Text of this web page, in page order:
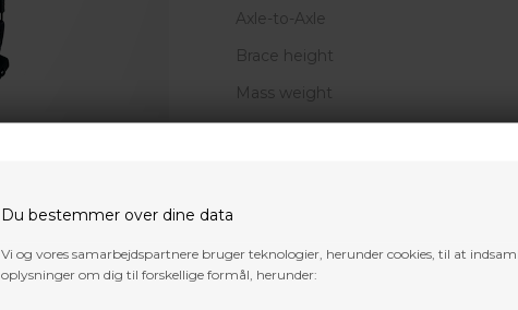
Du bestemmer over dine data
Vi og vores samarbejdspartnere bruger teknologier, herunder cookies, til at
oplysninger om dig til forskellige formål, herunder:
Axle-to-Axle
Brace height
Mass weight
Draw Length
Xtra